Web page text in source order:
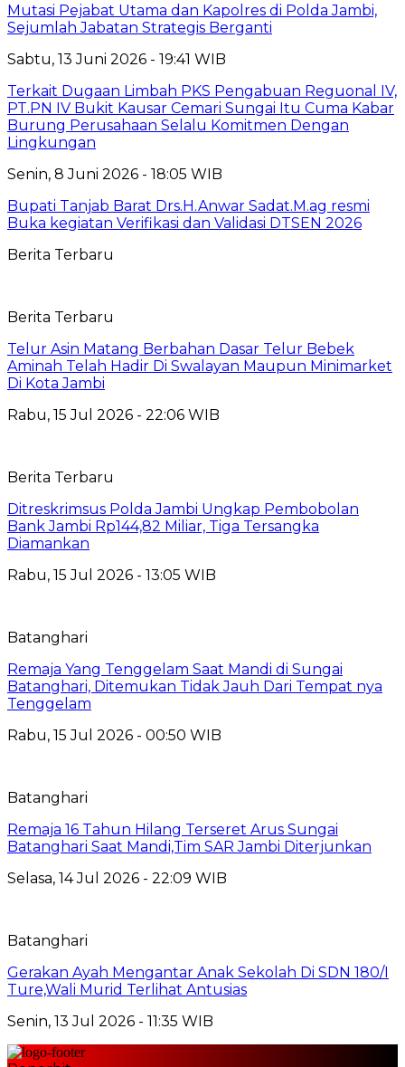
Mutasi Pejabat Utama dan Kapolres di Polda Jambi,
Sejumlah Jabatan Strategis Berganti
Sabtu, 13 Juni 2026 - 19:41 WIB
Terkait Dugaan Limbah PKS Pengabuan Reguonal IV,
PT.PN IV Bukit Kausar Cemari Sungai Itu Cuma Kabar
Burung Perusahaan Selalu Komitmen Dengan
Lingkungan
Senin, 8 Juni 2026 - 18:05 WIB
Bupati Tanjab Barat Drs.H.Anwar Sadat.M.ag resmi
Buka kegiatan Verifikasi dan Validasi DTSEN 2026
Berita Terbaru
Berita Terbaru
Telur Asin Matang Berbahan Dasar Telur Bebek
Aminah Telah Hadir Di Swalayan Maupun Minimarket
Di Kota Jambi
Rabu, 15 Jul 2026 - 22:06 WIB
Berita Terbaru
Ditreskrimsus Polda Jambi Ungkap Pembobolan
Bank Jambi Rp144,82 Miliar, Tiga Tersangka
Diamankan
Rabu, 15 Jul 2026 - 13:05 WIB
Batanghari
Remaja Yang Tenggelam Saat Mandi di Sungai
Batanghari, Ditemukan Tidak Jauh Dari Tempat nya
Tenggelam
Rabu, 15 Jul 2026 - 00:50 WIB
Batanghari
Remaja 16 Tahun Hilang Terseret Arus Sungai
Batanghari Saat Mandi,Tim SAR Jambi Diterjunkan
Selasa, 14 Jul 2026 - 22:09 WIB
Batanghari
Gerakan Ayah Mengantar Anak Sekolah Di SDN 180/I
Ture,Wali Murid Terlihat Antusias
Senin, 13 Jul 2026 - 11:35 WIB